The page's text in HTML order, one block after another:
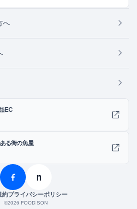
へ
EC
る街の魚屋
n
約プライバシーポリシー
©︎2026 FOODISON